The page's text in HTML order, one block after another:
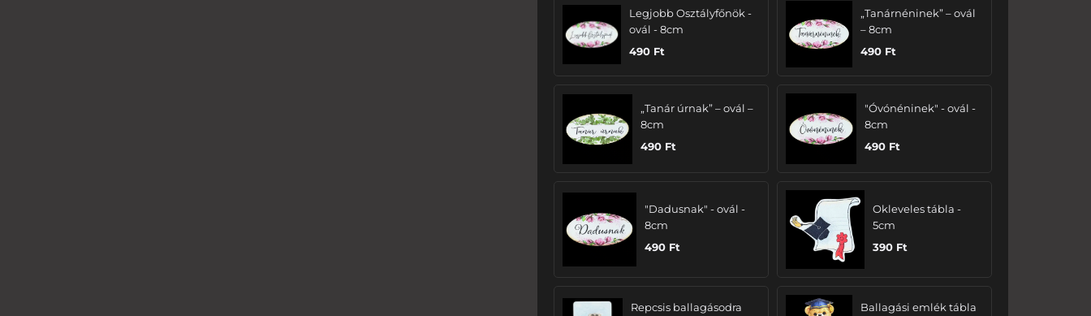
Legjobb Osztályfőnök -
ovál - 8cm
490 Ft
„Tanárnéninek” – ovál
– 8cm
490 Ft
„Tanár úrnak” – ovál –
8cm
490 Ft
"Óvónéninek" - ovál -
8cm
490 Ft
"Dadusnak" - ovál -
8cm
490 Ft
Okleveles tábla -
5cm
390 Ft
Repcsis ballagásodra
Ballagási emlék tábla